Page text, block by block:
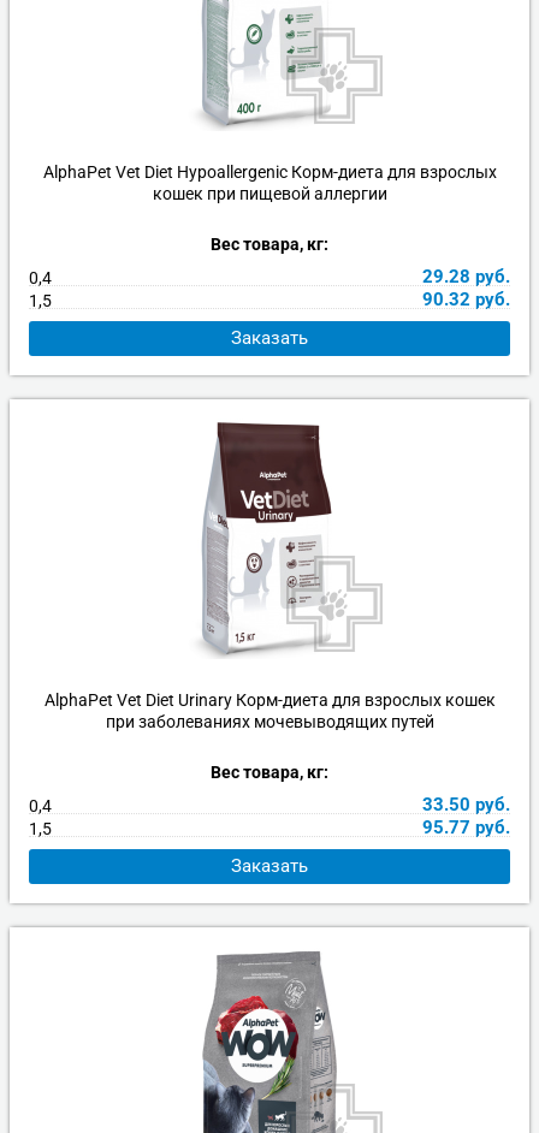
AlphaPet Vet Diet Hypoallergenic Корм-диета для взрослых
кошек при пищевой аллергии
Вес товара, кг:
0,4
29.28 руб.
1,5 90.32 руб.
Заказать
AlphaPet Vet Diet Urinary Корм-диета для взрослых кошек
при заболеваниях мочевыводящих путей
Вес товара, кг:
0,4
33.50 руб.
1,5 95.77 руб.
Заказать